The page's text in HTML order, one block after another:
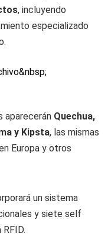
, incluyendo
especializado
aparecerán Quechua,
y Kipsta, las mismas
Europa y otros
un sistema
y siete self